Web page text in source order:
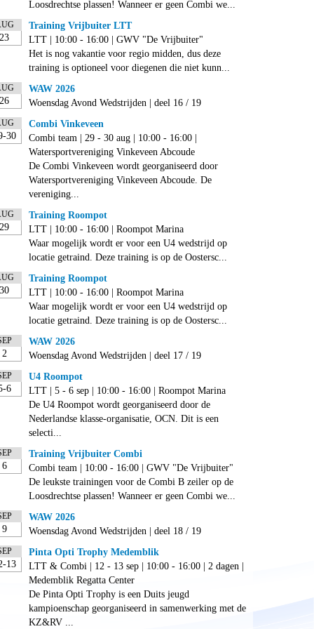
Loosdrechtse plassen! Wanneer er geen Combi we...
23
Training Vrijbuiter LTT
LTT | 10:00 - 16:00 | GWV "De Vrijbuiter"
Het is nog vakantie voor regio midden, dus deze
training is optioneel voor diegenen die niet kunn...
26
WAW 2026
Woensdag Avond Wedstrijden | deel 16 / 19
30
Combi Vinkeveen
Combi team | 29 - 30 aug | 10:00 - 16:00 |
Watersportvereniging Vinkeveen Abcoude
De Combi Vinkeveen wordt georganiseerd door
Watersportvereniging Vinkeveen Abcoude. De
vereniging...
29
Training Roompot
LTT | 10:00 - 16:00 | Roompot Marina
Waar mogelijk wordt er voor een U4 wedstrijd op
locatie getraind. Deze training is op de Oostersc...
30
Training Roompot
LTT | 10:00 - 16:00 | Roompot Marina
Waar mogelijk wordt er voor een U4 wedstrijd op
locatie getraind. Deze training is op de Oostersc...
2
WAW 2026
Woensdag Avond Wedstrijden | deel 17 / 19
6
U4 Roompot
LTT | 5 - 6 sep | 10:00 - 16:00 | Roompot Marina
De U4 Roompot wordt georganiseerd door de
Nederlandse klasse-organisatie, OCN. Dit is een
selecti...
6
Training Vrijbuiter Combi
Combi team | 10:00 - 16:00 | GWV "De Vrijbuiter"
De leukste trainingen voor de Combi B zeiler op de
Loosdrechtse plassen! Wanneer er geen Combi we...
9
WAW 2026
Woensdag Avond Wedstrijden | deel 18 / 19
13
Pinta Opti Trophy Medemblik
LTT & Combi | 12 - 13 sep | 10:00 - 16:00 | 2 dagen |
Medemblik Regatta Center
De Pinta Opti Trophy is een Duits jeugd
kampioenschap georganiseerd in samenwerking met de
KZ&RV ...